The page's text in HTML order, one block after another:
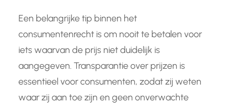
Een belangrijke tip binnen het
consumentenrecht is om nooit te betalen voor
iets waarvan de prijs niet duidelijk is
aangegeven. Transparantie over prijzen is
essentieel voor consumenten, zodat zij weten
waar zij aan toe zijn en geen onverwachte